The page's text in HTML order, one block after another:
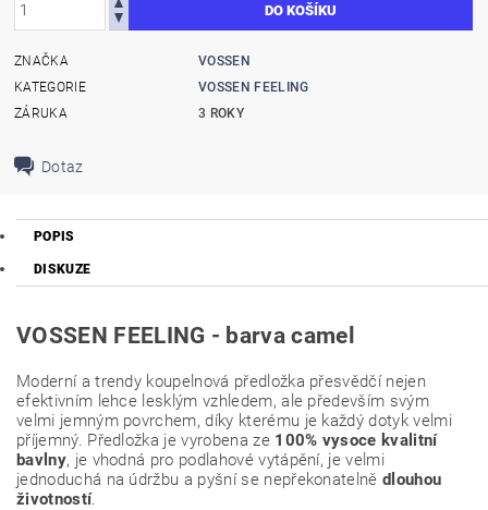
ZNAČKA
VOSSEN
KATEGORIE
VOSSEN FEELING
ZÁRUKA
3 ROKY
Dotaz
POPIS
DISKUZE
VOSSEN FEELING - barva camel
Moderní a trendy koupelnová předložka přesvědčí nejen
efektivním lehce lesklým vzhledem, ale především svým
velmi jemným povrchem, díky kterému je každý dotyk velmi
příjemný. Předložka je vyrobena ze 100% vysoce kvalitní
bavlny, je vhodná pro podlahové vytápění, je velmi
jednoduchá na údržbu a pyšní se nepřekonatelnědlouhou
životností.